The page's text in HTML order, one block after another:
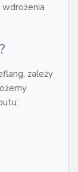
wdrożenia
zależy